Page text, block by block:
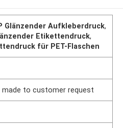
Glänzender Aufkleberdruck,
Etikettendruck,
für PET-Flaschen
made to customer request